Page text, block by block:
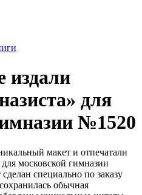
издали
для
№1520
макет и отпечатали
московской гимназии
специально по заказу
обычная